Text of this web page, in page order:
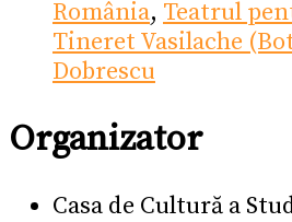
România, Teatrul
Tineret Vasilache
Dobrescu
Organizator
Casa de Cultură a